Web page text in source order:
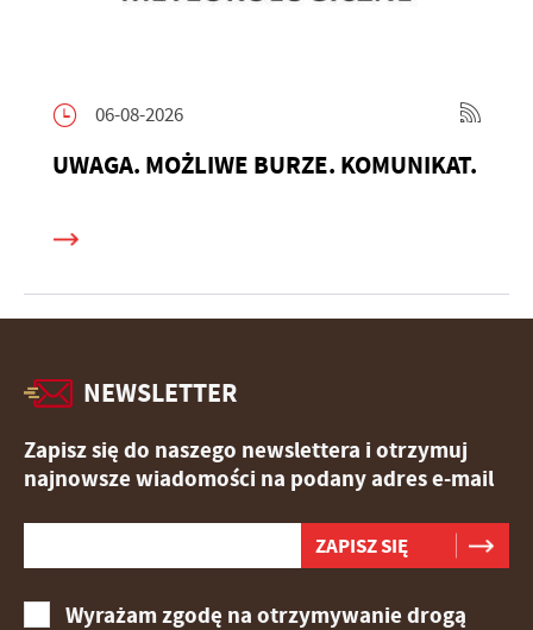
06-08-2026
UWAGA. MOŻLIWE BURZE. KOMUNIKAT.
NEWSLETTER
Zapisz się do naszego newslettera i otrzymuj
najnowsze wiadomości na podany adres e-mail
Wyrażam zgodę na otrzymywanie drogą